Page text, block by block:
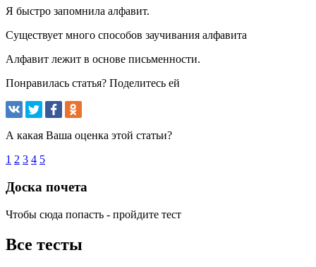
Я быстро запомнила алфавит.
Существует много способов заучивания алфавита
Алфавит лежит в основе письменности.
Понравилась статья? Поделитесь ей
А какая Ваша оценка этой статьи?
1 2 3 4 5
Доска почета
Чтобы сюда попасть - пройдите тест
Все тесты